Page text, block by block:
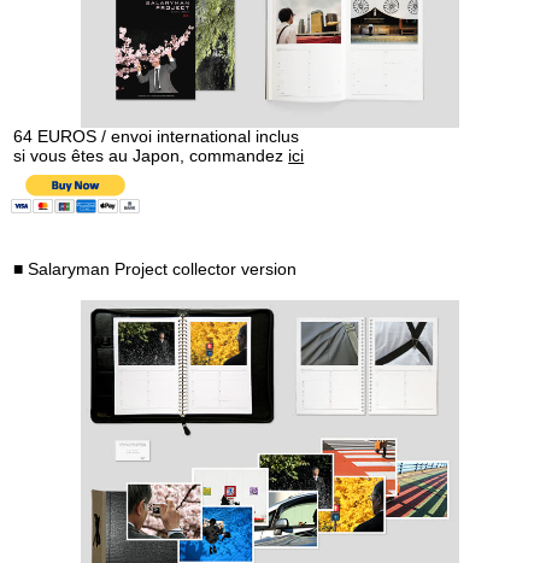
64 EUROS / envoi international inclus
si vous êtes au Japon, commandez ici
■ Salaryman Project collector version